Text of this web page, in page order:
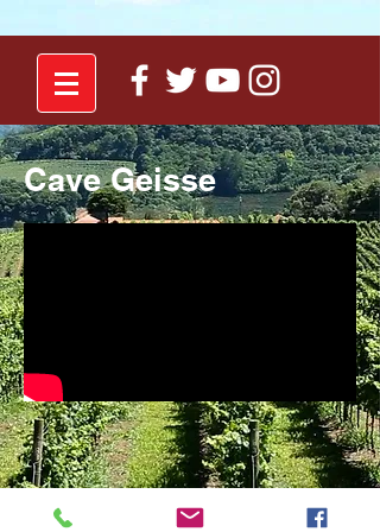
Cave Geisse
O produtor e enólogo Mário